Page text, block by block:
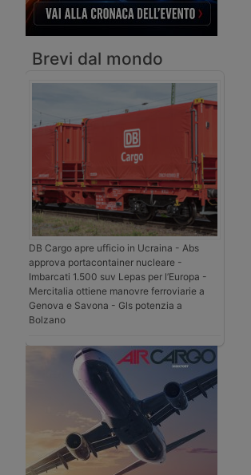
Brevi dal mondo
DB Cargo apre ufficio in Ucraina - Abs
approva portacontainer nucleare -
Imbarcati 1.500 suv Lepas per l’Europa -
Mercitalia ottiene manovre ferroviarie a
Genova e Savona - Gls potenzia a
Bolzano